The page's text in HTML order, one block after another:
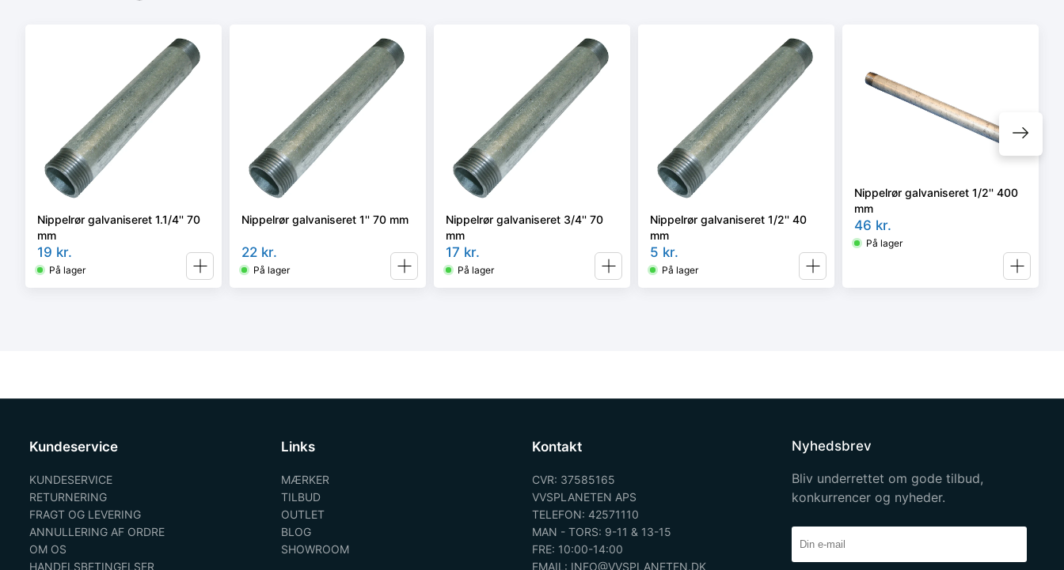
Nippelrør galvaniseret 1.1/4'' 70
mm
19 kr.
På lager
Nippelrør galvaniseret 1'' 70 mm
22 kr.
På lager
Nippelrør galvaniseret 3/4'' 70
mm
17 kr.
På lager
Nippelrør galvaniseret 1/2'' 40
mm
5 kr.
På lager
Nippelrør galvaniseret 1/2'' 400
mm
46 kr.
På lager
Kundeservice
KUNDESERVICE
RETURNERING
FRAGT OG LEVERING
ANNULLERING AF ORDRE
OM OS
HANDELSBETINGELSER
Links
MÆRKER
TILBUD
OUTLET
BLOG
SHOWROOM
Kontakt
CVR: 37585165
VVSPLANETEN APS
TELEFON: 42571110
MAN - TORS: 9-11 & 13-15
FRE: 10:00-14:00
EMAIL: INFO@VVSPLANETEN.DK
Nyhedsbrev
Bliv underrettet om gode tilbud,
konkurrencer og nyheder.